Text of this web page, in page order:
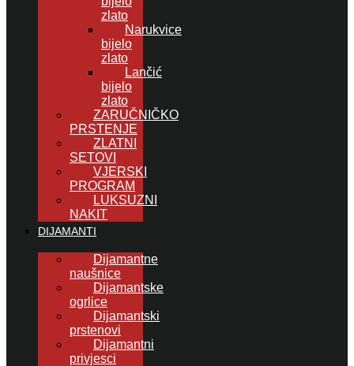
zlato
Narukvice
bijelo
zlato
Lančić
bijelo
zlato
ZARUČNIČKO
PRSTENJE
ZLATNI
SETOVI
VJERSKI
PROGRAM
LUKSUZNI
NAKIT
DIJAMANTI
Dijamantne
naušnice
Dijamantske
ogrlice
Dijamantski
prstenovi
Dijamantni
privjesci